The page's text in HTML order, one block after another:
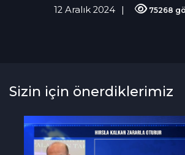
12 Aralık 2024 75268
Sizin için önerdiklerimiz